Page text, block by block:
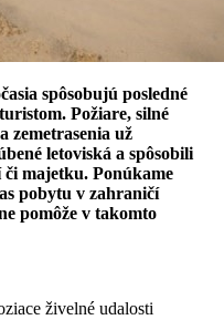
spôsobujú posledné
Požiare, silné
zemetrasenia už
letoviská a spôsobili
majetku. Ponúkame
pobytu v zahraničí
pomôže v takomto
živelné udalosti